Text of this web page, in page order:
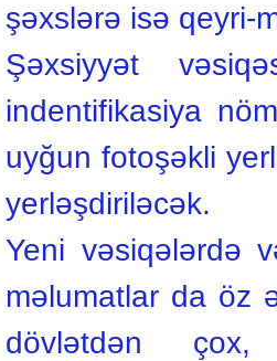
şəxslərə isə qeyri-
Şəxsiyyət
indentifikasiya
uyğun fotoşəkli
yerləşdiriləcək.
Yeni vəsiqələrdə
məlumatlar da öz
dövlətdən çox,